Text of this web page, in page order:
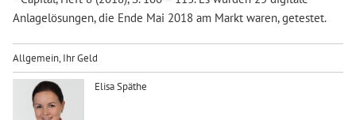
Anlagelösungen, die Ende Mai 2018 am Markt waren, getestet.
Allgemein, Ihr Geld
Elisa Späthe